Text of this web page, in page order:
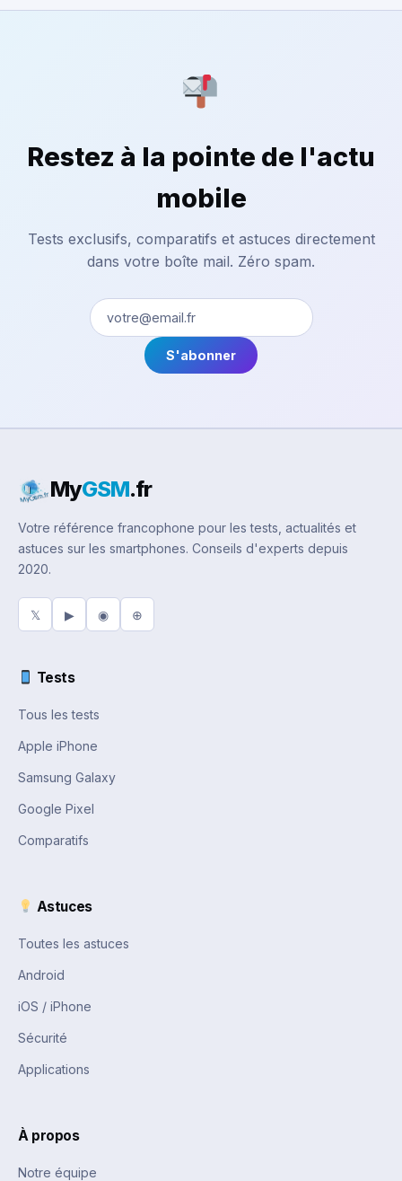
Restez à la pointe de l'actu
mobile
Tests exclusifs, comparatifs et astuces directement
dans votre boîte mail. Zéro spam.
S'abonner
MyGSM.fr
Votre référence francophone pour les tests, actualités et
astuces sur les smartphones. Conseils d'experts depuis
2020.
𝕏 ▶ ◉ ⊕
Tests
Tous les tests
Apple iPhone
Samsung Galaxy
Google Pixel
Comparatifs
Astuces
Toutes les astuces
Android
iOS / iPhone
Sécurité
Applications
À propos
Notre équipe